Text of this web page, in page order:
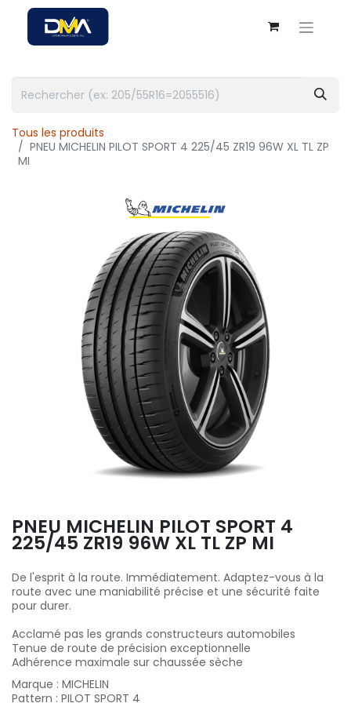
Tous les produits
PNEU MICHELIN PILOT SPORT 4 225/45 ZR19 96W XL TL ZP
MI
PNEU MICHELIN PILOT SPORT 4
225/45 ZR19 96W XL TL ZP MI
De l'esprit à la route. Immédiatement. Adaptez-vous à la
route avec une maniabilité précise et une sécurité faite
pour durer.
Acclamé pas les grands constructeurs automobiles
Tenue de route de précision exceptionnelle
Adhérence maximale sur chaussée sèche
Marque : MICHELIN
Pattern : PILOT SPORT 4